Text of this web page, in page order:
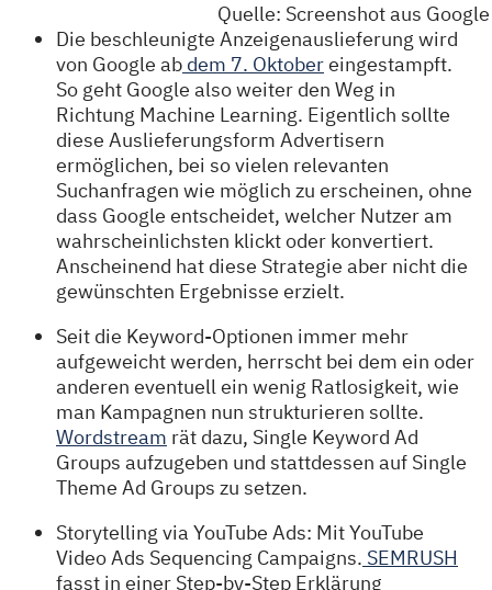
Quelle: Screenshot aus
Die beschleunigte Anzeigenauslieferung wird
von Google ab dem 7. Oktobereingestampft.
So geht Google also weiter den Weg in
Richtung Machine Learning. Eigentlich sollte
diese Auslieferungsform Advertisern
ermöglichen, bei so vielen relevanten
Suchanfragen wie möglich zu erscheinen, ohne
dass Google entscheidet, welcher Nutzer am
wahrscheinlichsten klickt oder konvertiert.
Anscheinend hat diese Strategie aber nicht die
gewünschten Ergebnisse erzielt.
Seit die Keyword-Optionen immer mehr
aufgeweicht werden, herrscht bei dem ein oder
anderen eventuell ein wenig Ratlosigkeit, wie
man Kampagnen nun strukturieren sollte.
Wordstream rät dazu, Single Keyword Ad
Groups aufzugeben und stattdessen auf Single
Theme Ad Groups zu setzen.
Storytelling via YouTube Ads: Mit YouTube
Video Ads Sequencing Campaigns. SEMRUSH
fasst in einer Step-by-Step Erklärung